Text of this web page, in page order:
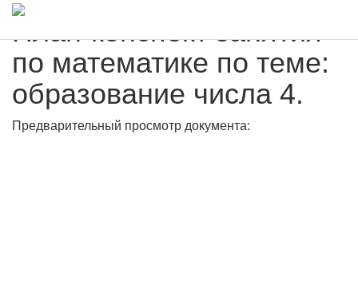
План-конспект занятия
по математике по теме:
образование числа 4.
Предварительный просмотр документа: